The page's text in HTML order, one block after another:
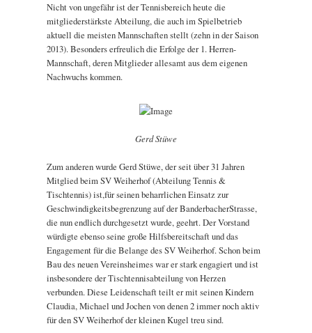
Nicht von ungefähr ist der Tennisbereich heute die
mitgliederstärkste Abteilung, die auch im Spielbetrieb
aktuell die meisten Mannschaften stellt (zehn in der Saison
2013). Besonders erfreulich die Erfolge der 1. Herren-
Mannschaft, deren Mitglieder allesamt aus dem eigenen
Nachwuchs kommen.
Gerd Stüwe
Zum anderen wurde Gerd Stüwe, der seit über 31 Jahren
Mitglied beim SV Weiherhof (Abteilung Tennis &
Tischtennis) ist,für seinen beharrlichen Einsatz zur
Geschwindigkeitsbegrenzung auf der BanderbacherStrasse,
die nun endlich durchgesetzt wurde, geehrt. Der Vorstand
würdigte ebenso seine große Hilfsbereitschaft und das
Engagement für die Belange des SV Weiherhof. Schon beim
Bau des neuen Vereinsheimes war er stark engagiert und ist
insbesondere der Tischtennisabteilung von Herzen
verbunden. Diese Leidenschaft teilt er mit seinen Kindern
Claudia, Michael und Jochen von denen 2 immer noch aktiv
für den SV Weiherhof der kleinen Kugel treu sind.